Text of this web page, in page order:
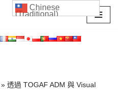
» 透過 TOGAF ADM 與 Visual
Chinese
(Traditional)